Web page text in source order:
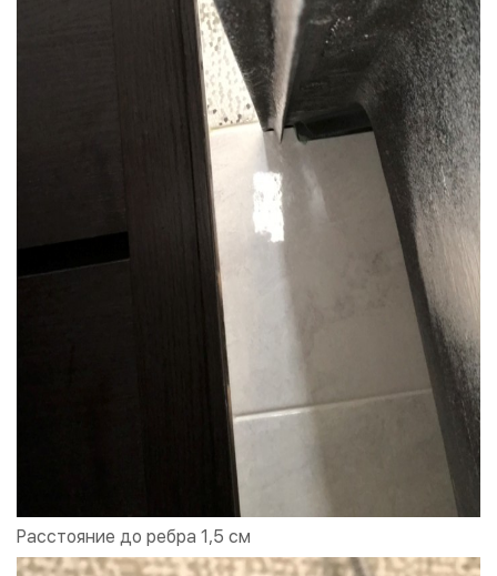
Расстояние до ребра 1,5 см